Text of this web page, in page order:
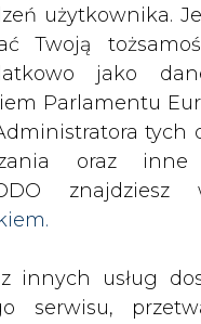
NA RYNKU
użytkownika.
Twoją
jako
Parlamentu
tych
oraz inne
znajdziesz
innych usług
serwisu,
skomentuj udostępnij: